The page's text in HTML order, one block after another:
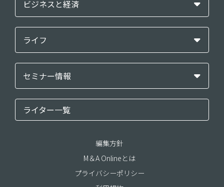
ビジネスと経済
ライフ
セミナー情報
ライター一覧
編集方針
M＆A Onlineとは
プライバシーポリシー